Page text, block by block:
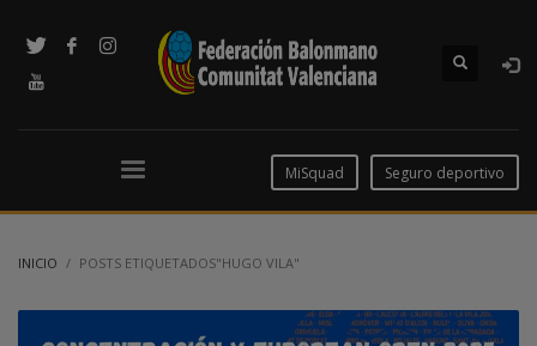
MiSquad Seguro deportivo
INICIO POSTS ETIQUETADOS"HUGO VILA"